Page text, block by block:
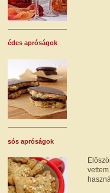
édes apróságok
sós apróságok